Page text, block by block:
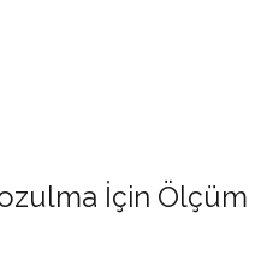
İçin Ölçüm